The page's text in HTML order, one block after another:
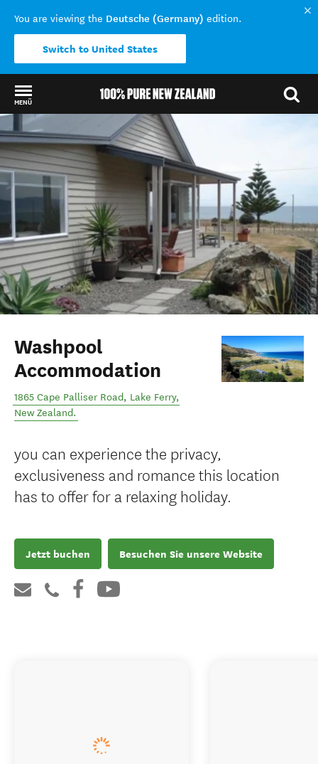
You are viewing the Deutsche (Germany) edition.
Switch to United States
MENÜ
Back to my results
Washpool
Accommodation
1865 Cape Palliser Road, Lake Ferry,
New Zealand.
you can experience the privacy,
exclusiveness and romance this location
has to offer for a relaxing holiday.
Jetzt buchen Besuchen Sie unsere Website